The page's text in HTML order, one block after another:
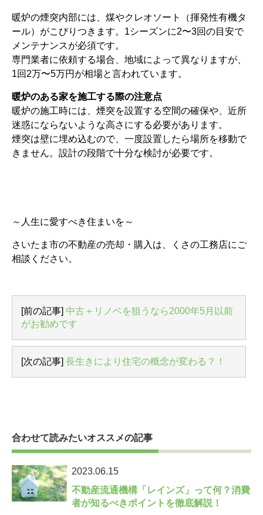
暖炉の煙突内部には、煤やクレオソート（揮発性有機タ
ール）がこびりつきます。1シーズンに2〜3回の目安で
メンテナンスが必須です。
専門業者に依頼する場合、地域によって異なりますが、
1回2万〜5万円が相場と言われています。
暖炉のある家を施工する際の注意点
暖炉の施工時には、煙突を設置する空間の確保や、近所
迷惑にならないような高さにする必要があります。
煙突は壁に埋め込むので、一度設置したら場所を移動で
きません。設計の段階で十分な検討が必要です。
～人生に愛すべき住まいを～
さいたま市の不動産の売却・購入は、くさの工務店にご
相談ください。
[前の記事] 中古＋リノベを狙うなら2000年5月以前
がお勧めです
[次の記事] 長生きにより住宅の概念が変わる？！
合わせて読みたいオススメの記事
2023.06.15
不動産流通機構「レインズ」って何？消費
者が知るべきポイントを徹底解説！